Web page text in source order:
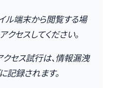
ル端末から閲覧する場
セスしてください。
セス試行は、情報漏洩
記録されます。